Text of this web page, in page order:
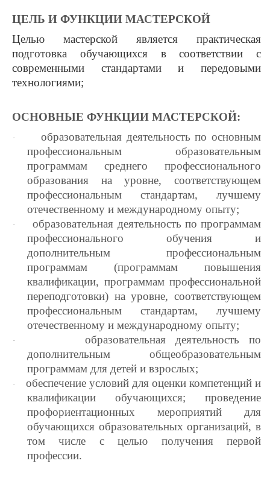
ЦЕЛЬ И ФУНКЦИИ МАСТЕРСКОЙ
Целью мастерской является практическая
подготовка обучающихся в соответствии с
современными стандартами и передовыми
технологиями;
ОСНОВНЫЕ ФУНКЦИИ МАСТЕРСКОЙ:
·
образовательная деятельность по основным
профессиональным образовательным
программам среднего профессионального
образования на уровне, соответствующем
профессиональным стандартам, лучшему
отечественному и международному опыту;
·
образовательная деятельность по программам
профессионального обучения и
дополнительным профессиональным
программам (программам повышения
квалификации, программам профессиональной
переподготовки) на уровне, соответствующем
профессиональным стандартам, лучшему
отечественному и международному опыту;
·
образовательная деятельность по
дополнительным общеобразовательным
программам для детей и взрослых;
·
обеспечение условий для оценки компетенций и
квалификации обучающихся; проведение
профориентационных мероприятий для
обучающихся образовательных организаций, в
том числе с целью получения первой
профессии.